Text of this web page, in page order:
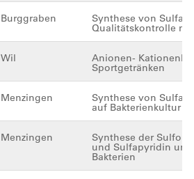
Burggraben Synthese von
Qualitätskontrolle
Wil Anionen-
Sportgetränken
Menzingen Synthese von
auf Bakterienkultur
Menzingen Synthese der
und Sulfapyridin und
Bakterien